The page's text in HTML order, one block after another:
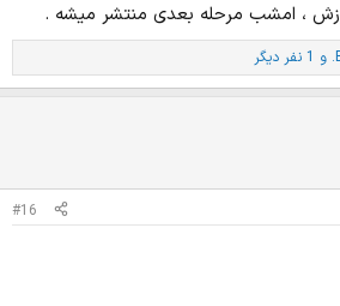
، امشب مرحله بعدی منتشر میشه .
و 1 نفر دیگر
#16